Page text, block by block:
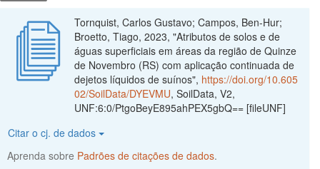
Tornquist, Carlos Gustavo; Campos, Ben-Hur;
Broetto, Tiago, 2023, "Atributos de solos e de
águas superficiais em áreas da região de Quinze
de Novembro (RS) com aplicação continuada de
dejetos líquidos de suínos", https://doi.org/10.605
02/SoilData/DYEVMU, SoilData, V2,
UNF:6:0/PtgoBeyE895ahPEX5gbQ== [fileUNF]
Citar o cj. de dados
Aprenda sobre Padrões de citações de dados.